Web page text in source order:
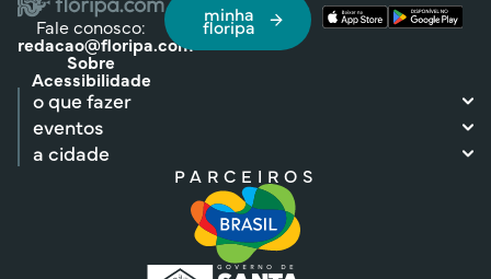
Fale conosco:
redacao@floripa.com
Sobre
Acessibilidade
minha
floripa
o que fazer
eventos
a cidade
PARCEIROS